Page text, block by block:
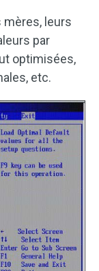
leurs
par
optimisées,
etc.